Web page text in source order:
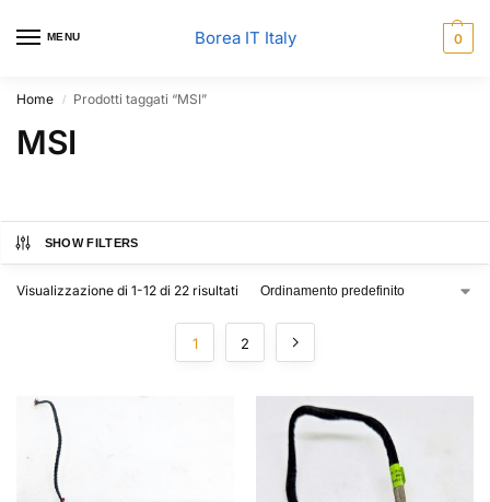
MENU Borea IT Italy 0
Home / Prodotti taggati “MSI”
MSI
SHOW FILTERS
Visualizzazione di 1-12 di 22 risultati
1 2